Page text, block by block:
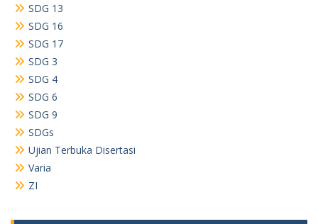
SDG 13
SDG 16
SDG 17
SDG 3
SDG 4
SDG 6
SDG 9
SDGs
Ujian Terbuka Disertasi
Varia
ZI